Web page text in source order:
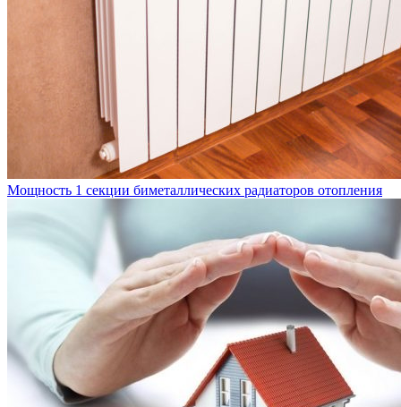
Мощность 1 секции биметаллических радиаторов отопления